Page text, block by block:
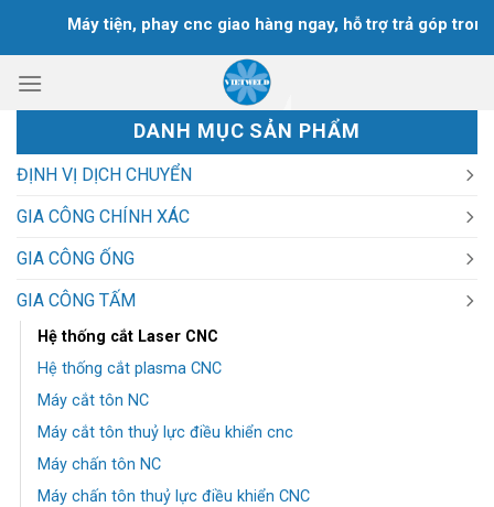
dung
Máy tiện, phay cnc giao hàng ngay, hỗ trợ trả góp trong
DANH MỤC SẢN PHẨM
ĐỊNH VỊ DỊCH CHUYỂN
GIA CÔNG CHÍNH XÁC
GIA CÔNG ỐNG
GIA CÔNG TẤM
Hệ thống cắt Laser CNC
Hệ thống cắt plasma CNC
Máy cắt tôn NC
Máy cắt tôn thuỷ lực điều khiển cnc
Máy chấn tôn NC
Máy chấn tôn thuỷ lực điều khiển CNC